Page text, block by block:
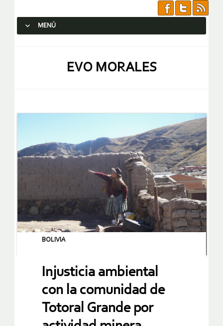
MENÚ
EVO MORALES
BOLIVIA
Injusticia ambiental
con la comunidad de
Totoral Grande por